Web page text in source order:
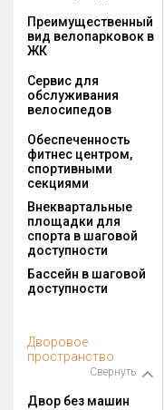
Преимущественный
вид велопарковок в
ЖК
Сервис для
обслуживания
велосипедов
Обеспеченность
фитнес центром,
спортивными
секциями
Внеквартальные
площадки для
спорта в шаговой
доступности
Бассейн в шаговой
доступности
Дворовое
пространство
Свернуть
Двор без машин